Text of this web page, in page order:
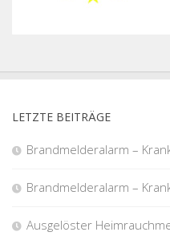
LETZTE BEITRÄGE
Brandmelderalarm –
Brandmelderalarm –
Ausgelöster